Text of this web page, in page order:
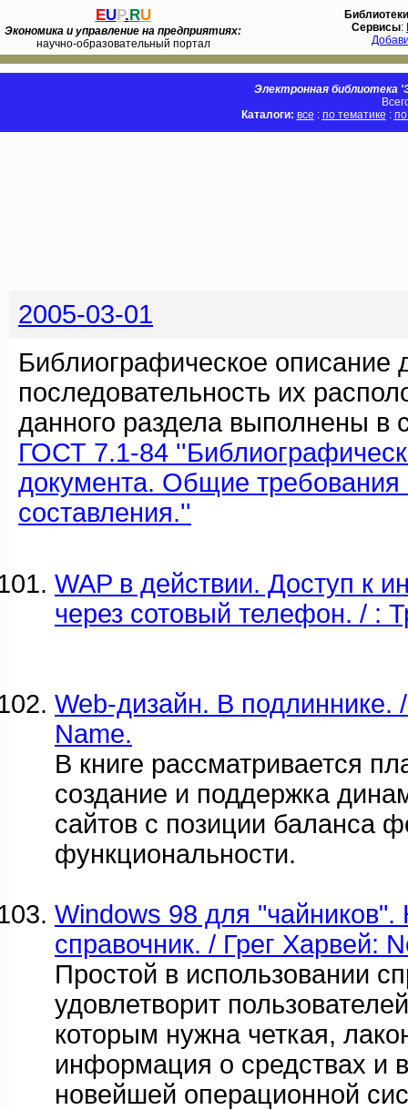
EUP.RU
Экономика и управление на предприятиях:
научно-образовательный портал
Библиотеки
Сервисы:
Электронная библиотека
Каталоги: все : по тематике :
2005-03-01
Библиографическое описание
последовательность их
данного раздела выполнены в
ГОСТ 7.1-84
документа. Общие требования
составления.''
WAP в действии. Доступ к
через сотовый телефон. / :
Web-дизайн. В подлиннике.
Name.
В книге рассматривается
создание и поддержка
сайтов с позиции баланса
функциональности.
Windows 98 для "чайников".
справочник. / Грег Харвей:
Простой в использовании
удовлетворит
которым нужна четкая,
информация о средствах и
новейшей операционной